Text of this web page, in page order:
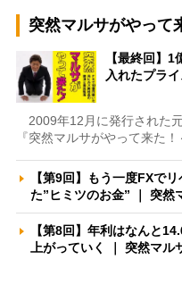
突然マルサがやって
【最終回】
入れたプラ
2009年12月に発行された
『突然マルサがやって来た
【第9回】もう一度FXで
た”ヒミツのお金” ｜ 突然
【第8回】年利はなんと
上がっていく ｜ 突然マル